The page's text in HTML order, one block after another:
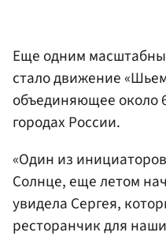
Еще одним
стало движение
объединяющее около
городах России.
«Один из
Солнце, еще летом
увидела Сергея,
ресторанчик для